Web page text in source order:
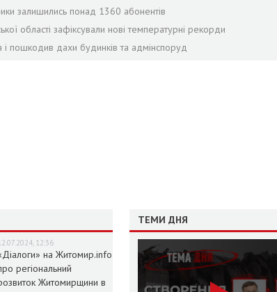
залишились понад 1360 абонентів
області зафіксували нові температурні рекорди
і пошкодив дахи будинків та адмінспоруд
12:36
на Житомир.info
регіональний
Житомирщини в
ТЕМИ ДНЯ